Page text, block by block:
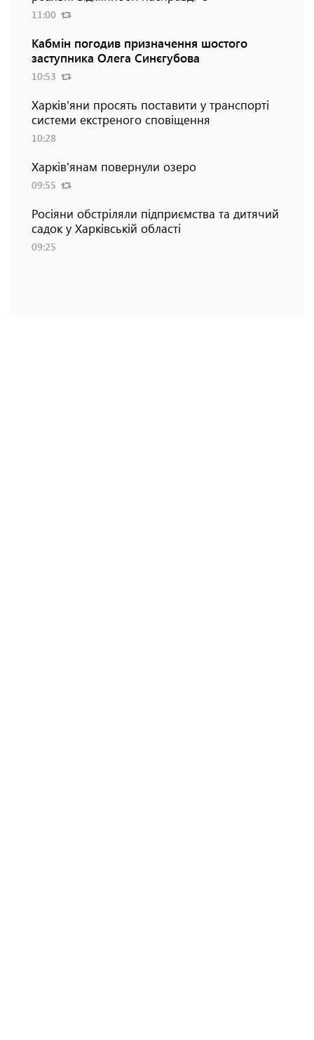
11:00
Кабмін погодив призначення шостого
заступника Олега Синєгубова
10:53
Харків'яни просять поставити у транспорті
системи екстреного сповіщення
10:28
Харків'янам повернули озеро
09:55
Росіяни обстріляли підприємства та дитячий
садок у Харківській області
09:25